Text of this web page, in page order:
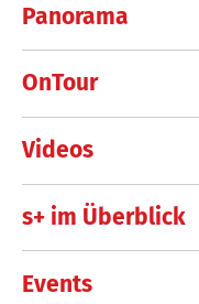
Panorama
OnTour
Videos
s+ im Überblick
Events